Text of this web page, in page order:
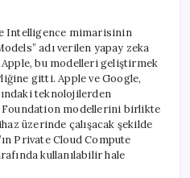
Intelligence mimarisinin
adı verilen yapay zeka
bu modelleri geliştirmek
gitti. Apple ve Google,
teknolojilerden
modellerini birlikte
üzerinde çalışacak şekilde
Private Cloud Compute
kullanılabilir hale